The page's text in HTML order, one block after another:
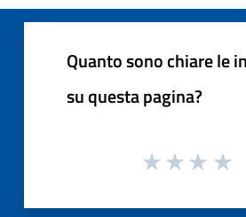
Quanto sono chiare le
su questa pagina?